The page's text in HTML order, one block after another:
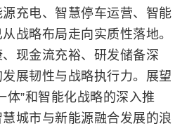
充电、智慧停车运营、智能
战略布局走向实质性落地。
现金流充裕、研发储备深
展韧性与战略执行力。展望
体”和智能化战略的深入推
城市与新能源融合发展的浪